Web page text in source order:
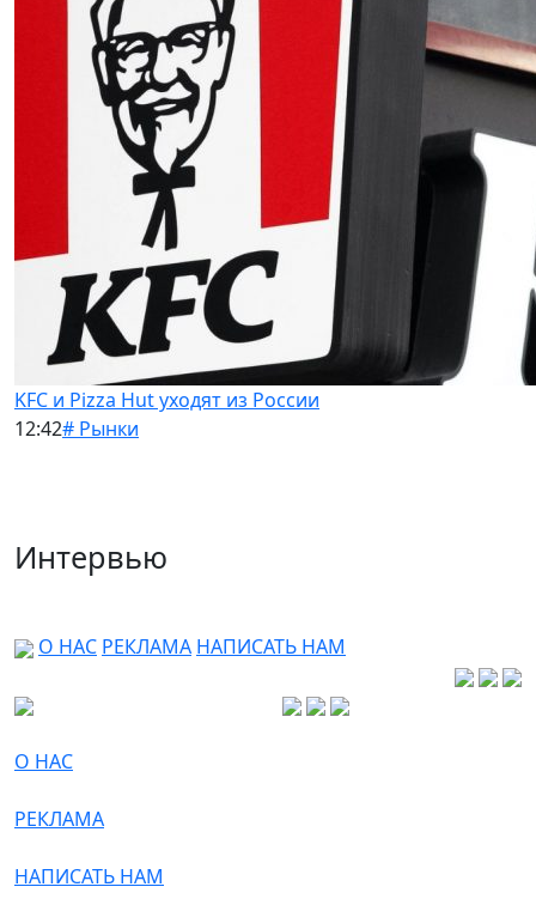
KFC и Pizza Hut уходят из России
12:42# Рынки
Интервью
О НАС РЕКЛАМА НАПИСАТЬ НАМ
О НАС
РЕКЛАМА
НАПИСАТЬ НАМ